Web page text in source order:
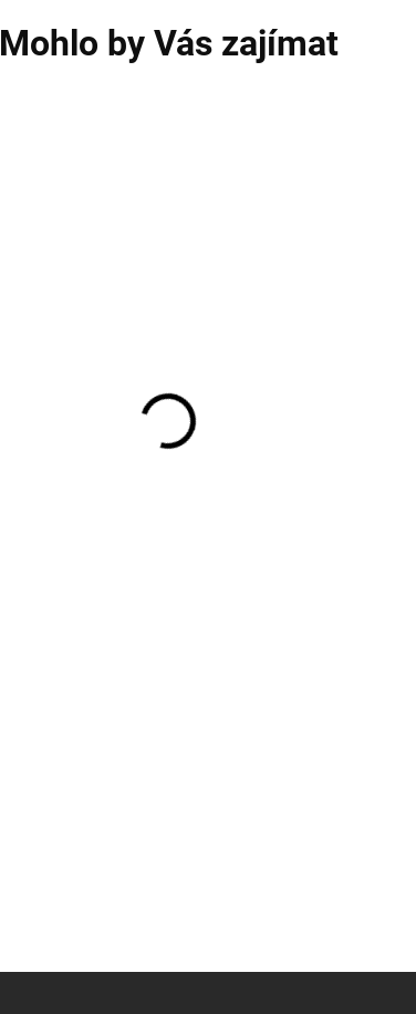
Mohlo by Vás zajímat